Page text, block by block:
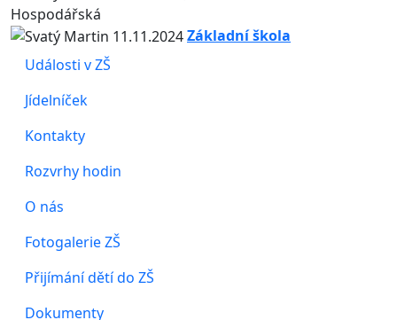
Základní škola
Události v ZŠ
Jídelníček
Kontakty
Rozvrhy hodin
O nás
Fotogalerie ZŠ
Přijímání dětí do ZŠ
Dokumenty